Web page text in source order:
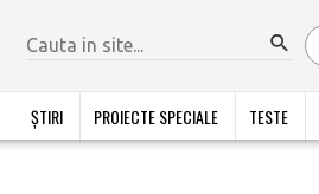
ȘTIRI PROIECTE SPECIALE TESTE